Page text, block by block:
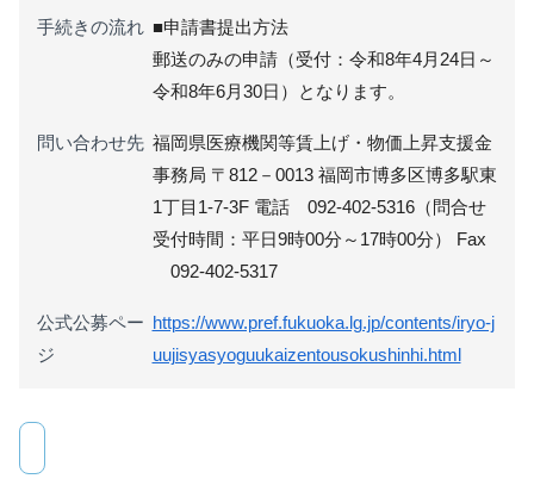
手続きの流れ ■申請書提出方法
郵送のみの申請（受付：令和8年4月24日～
令和8年6月30日）​となります。
問い合わせ先 福岡県医療機関等賃上げ・物価上昇支援金
事務局 〒812－0013 福岡市博多区博多駅東
1丁目1-7-3F 電話 092-402-5316（問合せ
受付時間：平日9時00分～17時00分） Fax
092-402-5317
公式公募ペー
ジ
https://www.pref.fukuoka.lg.jp/contents/iryo-j
uujisyasyoguukaizentousokushinhi.html